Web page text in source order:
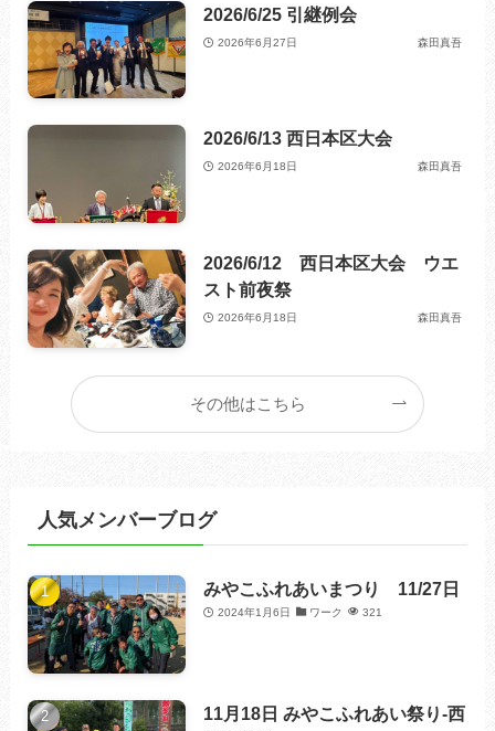
2026/6/25 引継例会
2026年6月27日 森田真吾
2026/6/13 西日本区大会
2026年6月18日 森田真吾
2026/6/12 西日本区大会 ウエ
スト前夜祭
2026年6月18日 森田真吾
その他はこちら
人気メンバーブログ
みやこふれあいまつり 11/27日
2024年1月6日 ワーク 321
11月18日 みやこふれあい祭り-西